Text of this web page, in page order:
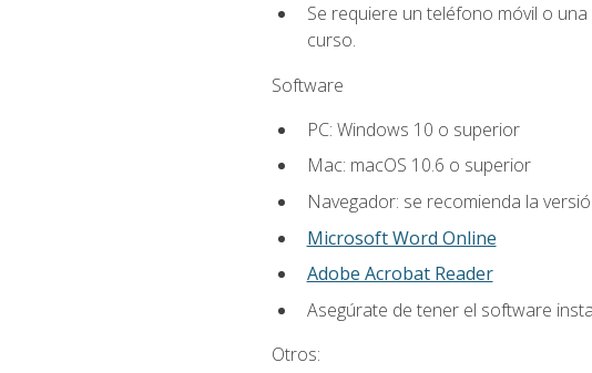
Se requiere un teléfono móvil o
curso.
Software
PC: Windows 10 o superior
Mac: macOS 10.6 o superior
Navegador: se recomienda la
Microsoft Word Online
Adobe Acrobat Reader
Asegúrate de tener el software
Otros: